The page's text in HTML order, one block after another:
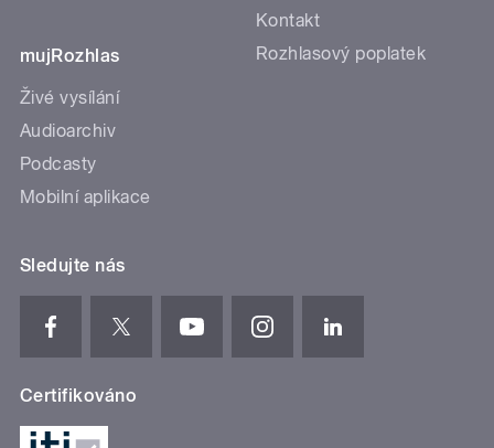
mujRozhlas
Živé vysílání
Audioarchiv
Podcasty
Mobilní aplikace
Kontakt
Rozhlasový poplatek
Sledujte nás
Certifikováno